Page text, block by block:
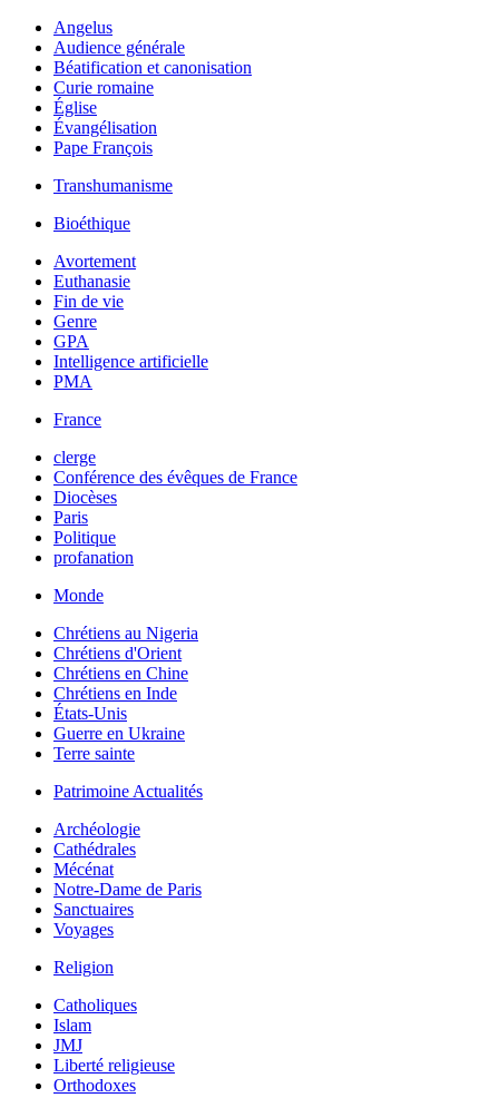
Angelus
Audience générale
Béatification et canonisation
Curie romaine
Église
Évangélisation
Pape François
Transhumanisme
Bioéthique
Avortement
Euthanasie
Fin de vie
Genre
GPA
Intelligence artificielle
PMA
France
clerge
Conférence des évêques de France
Diocèses
Paris
Politique
profanation
Monde
Chrétiens au Nigeria
Chrétiens d'Orient
Chrétiens en Chine
Chrétiens en Inde
États-Unis
Guerre en Ukraine
Terre sainte
Patrimoine Actualités
Archéologie
Cathédrales
Mécénat
Notre-Dame de Paris
Sanctuaires
Voyages
Religion
Catholiques
Islam
JMJ
Liberté religieuse
Orthodoxes